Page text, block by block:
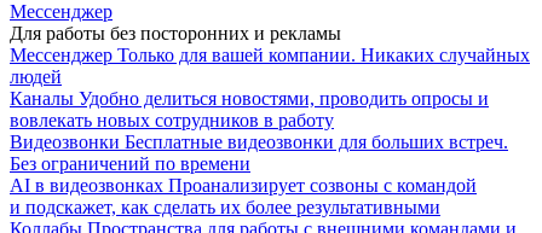
Мессенджер
Для работы без посторонних и рекламы
Мессенджер Только для вашей компании. Никаких случайных
людей
Каналы Удобно делиться новостями, проводить опросы и
вовлекать новых сотрудников в работу
Видеозвонки Бесплатные видеозвонки для больших встреч.
Без ограничений по времени
AI в видеозвонках Проанализирует созвоны с командой
и подскажет, как сделать их более результативными
Коллабы Пространства для работы с внешними командами и